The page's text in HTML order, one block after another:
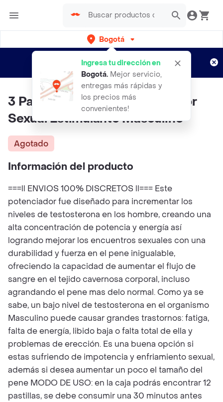
Bogotá
Ingresa tu dirección en
Bogotá. Mejor servicio,
entregas más rápidas y
los precios más
convenientes!
envíos gratis por semanas
Aplican TyC
3 Pastillas Bigpenis Potenciador
Sexual Estimulante Masculino
Agotado
Información del producto
===ll ENVIOS 100% DISCRETOS ll=== Este
potenciador fue diseñado para incrementar los
niveles de testosterona en los hombre, creando una
alta concentración de potencia y energía así
logrando mejorar los encuentros sexuales con una
durabilidad y fuerza en el pene inigualable,
ofreciendo la capacidad de aumentar el flujo de
sangre en el tejido cavernosa corporal, incluso
agrandando el pene mas delo normal. Como ya se
sabe, un bajo nivel de testosterona en el organismo
Masculino puede causar grandes trastornos: fatiga,
falta de energía, libido baja o falta total de ella y
problemas de erección. Es una buena opción si
estas sufriendo de impotencia y enfriamiento sexual,
además si desea aumentar un poco el tamaño del
pene MODO DE USO: en la caja podrás encontrar 12
pastillas, se debe consumir una 30 minutos antes